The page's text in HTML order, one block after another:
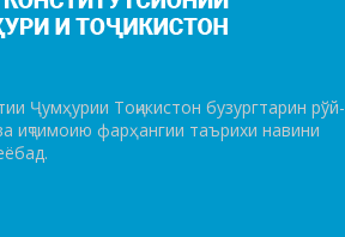
Ҷумҳурии Тоҷикистон бузургтарин рўй­
иҷтимоию фарҳангии таърихи навини